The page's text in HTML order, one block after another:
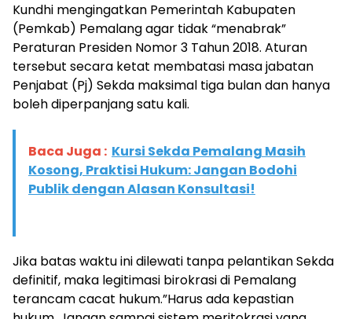
​Kundhi mengingatkan Pemerintah Kabupaten
(Pemkab) Pemalang agar tidak “menabrak”
Peraturan Presiden Nomor 3 Tahun 2018. Aturan
tersebut secara ketat membatasi masa jabatan
Penjabat (Pj) Sekda maksimal tiga bulan dan hanya
boleh diperpanjang satu kali.
Baca Juga : Kursi Sekda Pemalang Masih
Kosong, Praktisi Hukum: Jangan Bodohi
Publik dengan Alasan Konsultasi!
​Jika batas waktu ini dilewati tanpa pelantikan Sekda
definitif, maka legitimasi birokrasi di Pemalang
terancam cacat hukum.​”Harus ada kepastian